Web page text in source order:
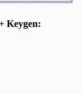
Keygen: